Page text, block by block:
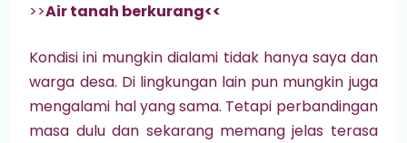
>>Air tanah berkurang<<
Kondisi ini mungkin dialami tidak hanya saya dan
warga desa. Di lingkungan lain pun mungkin juga
mengalami hal yang sama. Tetapi perbandingan
masa dulu dan sekarang memang jelas terasa